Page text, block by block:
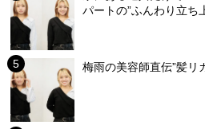
パートの”ふんわり立ち
梅雨の美容師直伝”髪リ